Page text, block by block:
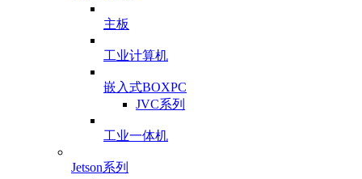
主板
工业计算机
嵌入式BOXPC
JVC系列
工业一体机
Jetson系列